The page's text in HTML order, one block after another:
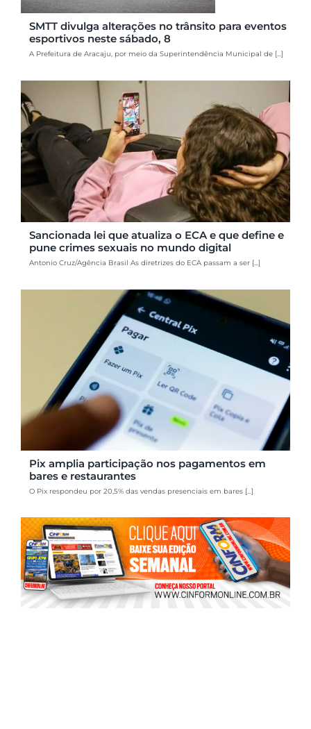
SMTT divulga alterações no trânsito para eventos
esportivos neste sábado, 8
A Prefeitura de Aracaju, por meio da Superintendência Municipal de [...]
Sancionada lei que atualiza o ECA e que define e
pune crimes sexuais no mundo digital
Antonio Cruz/Agência Brasil As diretrizes do ECA passam a ser [...]
Pix amplia participação nos pagamentos em
bares e restaurantes
O Pix respondeu por 20,5% das vendas presenciais em bares [...]